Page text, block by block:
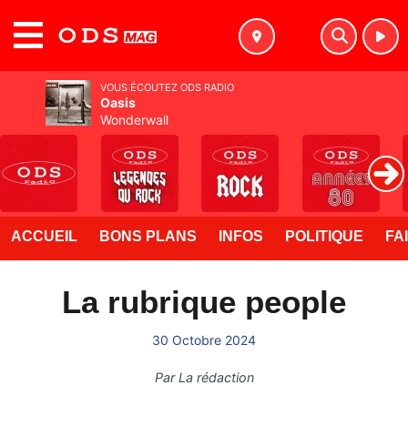
ACCUEIL BONS PLANS INFOS POLITIQUE
La rubrique people
30 Octobre 2024
ParLa rédaction
VOUS ÉCOUTEZ ODS RADIO
Oasis
Wonderwall